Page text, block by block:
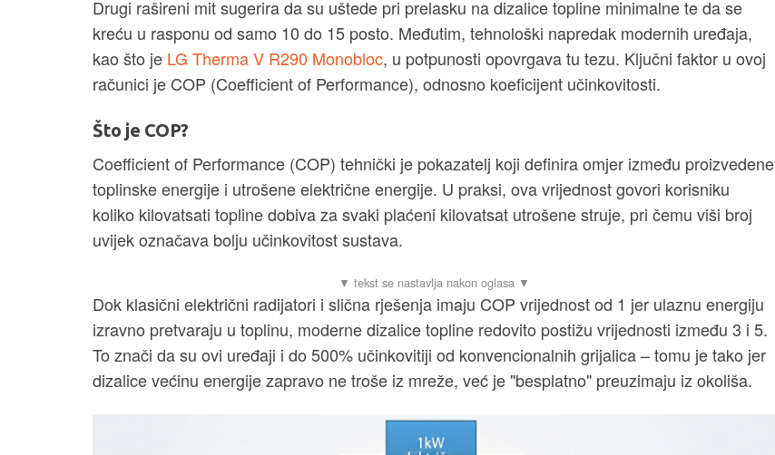
Drugi rašireni mit sugerira da su uštede pri prelasku na dizalice topline minimalne te da se
kreću u rasponu od samo 10 do 15 posto. Međutim, tehnološki napredak modernih uređaja,
kao što je LG Therma V R290 Monobloc, u potpunosti opovrgava tu tezu. Ključni faktor u ovoj
računici je COP (Coefficient of Performance), odnosno koeficijent učinkovitosti.
Što je COP?
Coefficient of Performance (COP) tehnički je pokazatelj koji definira omjer između proizvedene
toplinske energije i utrošene električne energije. U praksi, ova vrijednost govori korisniku
koliko kilovatsati topline dobiva za svaki plaćeni kilovatsat utrošene struje, pri čemu viši broj
uvijek označava bolju učinkovitost sustava.
Dok klasični električni radijatori i slična rješenja imaju COP vrijednost od 1 jer ulaznu energiju
izravno pretvaraju u toplinu, moderne dizalice topline redovito postižu vrijednosti između 3 i 5.
To znači da su ovi uređaji i do 500% učinkovitiji od konvencionalnih grijalica – tomu je tako jer
dizalice većinu energije zapravo ne troše iz mreže, već je "besplatno" preuzimaju iz okoliša.